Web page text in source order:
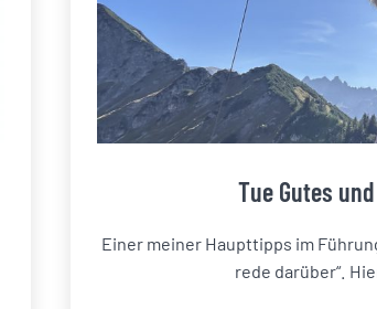
Tue Gutes
Einer meiner Haupttipps im
rede darüber“.